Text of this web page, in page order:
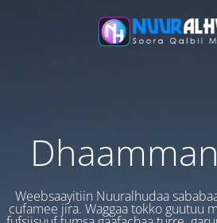
Weebsaayitiin Nuuralhudaa
cufamee jira. Waggaa tokko guutuu